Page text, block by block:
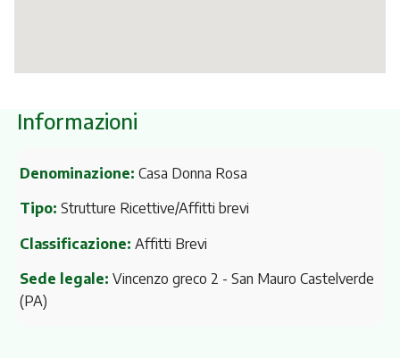
Informazioni
Denominazione: Casa Donna Rosa
Tipo: Strutture Ricettive/Affitti brevi
Classificazione: Affitti Brevi
Sede legale: Vincenzo greco 2 - San Mauro Castelverde
(PA)